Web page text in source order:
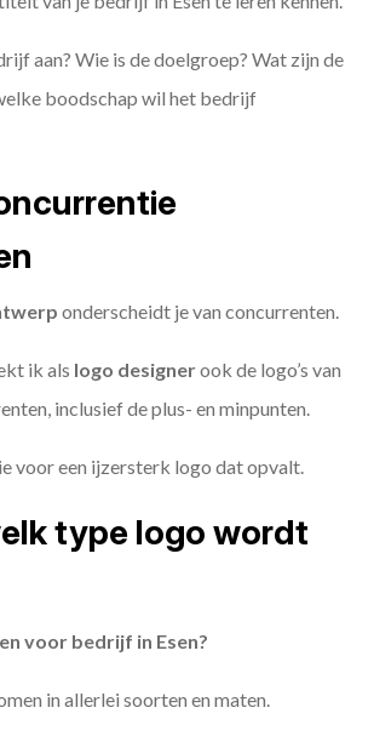
aan? Wie is de doelgroep? Wat zijn de
boodschap wil het bedrijf
onderscheidt je van concurrenten.
ik als logo designerook de logo’s van
inclusief de plus- en minpunten.
voor een ijzersterk logo dat opvalt.
type logo wordt
voor bedrijf in Esen?
in allerlei soorten en maten.